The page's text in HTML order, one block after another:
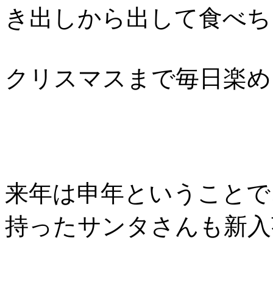
き出しから出して食べ
クリスマスまで毎日楽
来年は申年ということ
持ったサンタさんも新